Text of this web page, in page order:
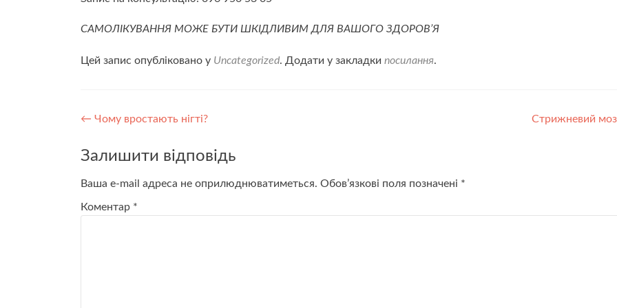
САМОЛІКУВАННЯ МОЖЕ БУТИ ШКІДЛИВИМ ДЛЯ ВАШОГО ЗДОРОВ’Я
Цей запис опубліковано у Uncategorized. Додати у закладки посилання.
Навігація
по
← Чому вростають нігті? Стрижневий
Залишити відповідь
Ваша e-mail адреса не оприлюднюватиметься. Обов’язкові поля позначені *
Коментар *